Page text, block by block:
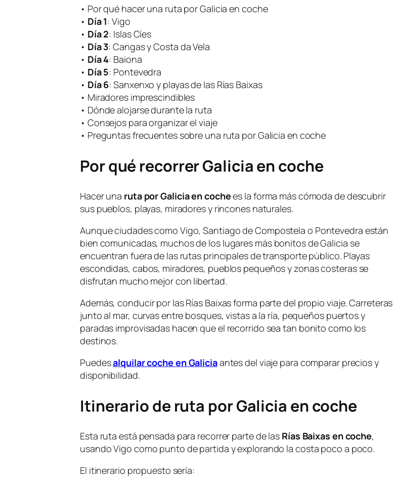
• Por qué hacer una ruta por Galicia en coche
• Día 1: Vigo
• Día 2: Islas Cíes
• Día 3: Cangas y Costa da Vela
• Día 4: Baiona
• Día 5: Pontevedra
• Día 6: Sanxenxo y playas de las Rías Baixas
• Miradores imprescindibles
• Dónde alojarse durante la ruta
• Consejos para organizar el viaje
• Preguntas frecuentes sobre una ruta por Galicia en coche
Por qué recorrer Galicia en coche
Hacer una ruta por Galicia en cochees la forma más cómoda de descubrir
sus pueblos, playas, miradores y rincones naturales.
Aunque ciudades como Vigo, Santiago de Compostela o Pontevedra están
bien comunicadas, muchos de los lugares más bonitos de Galicia se
encuentran fuera de las rutas principales de transporte público. Playas
escondidas, cabos, miradores, pueblos pequeños y zonas costeras se
disfrutan mucho mejor con libertad.
Además, conducir por las Rías Baixas forma parte del propio viaje. Carreteras
junto al mar, curvas entre bosques, vistas a la ría, pequeños puertos y
paradas improvisadas hacen que el recorrido sea tan bonito como los
destinos.
Puedesalquilar coche en Galiciaantes del viaje para comparar precios y
disponibilidad.
Itinerario de ruta por Galicia en coche
Esta ruta está pensada para recorrer parte de las Rías Baixas en coche,
usando Vigo como punto de partida y explorando la costa poco a poco.
El itinerario propuesto sería: